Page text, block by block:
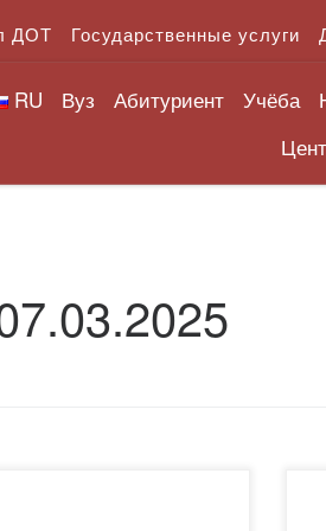
ДОТ Государственные услуги
RU Вуз Абитуриент Учёба